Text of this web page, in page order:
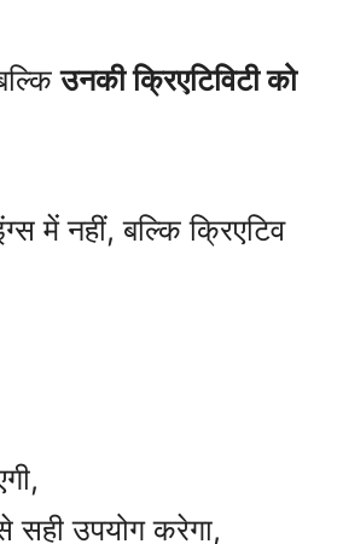
उनकी क्रिएटिविटी को
में नहीं, बल्कि क्रिएटिव
उपयोग करेगा,